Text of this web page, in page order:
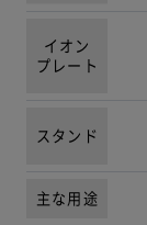
イオン
プレート
スタンド
主な用途